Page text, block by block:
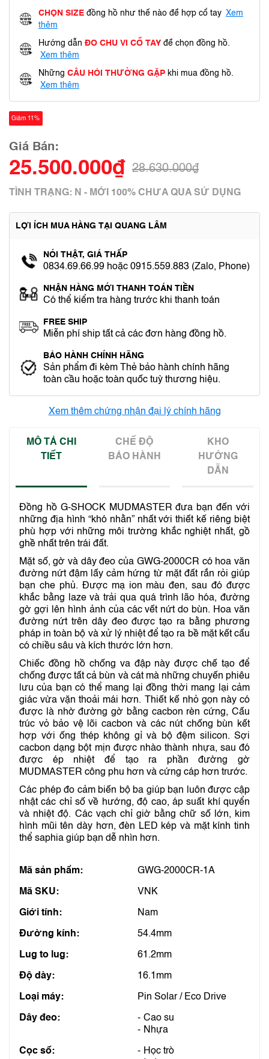
CHỌN SIZE đồng hồ như thế nào để hợp cổ tay Xem
thêm
Hướng dẫn ĐO CHU VI CỔ TAY để chọn đồng hồ.
Xem thêm
Những CÂU HỎI THƯỜNG GẶP khi mua đồng hồ.
Xem thêm
Giảm 11%
Giá Bán:
25.500.000₫ 28.630.000₫
TÌNH TRẠNG: N - MỚI 100% CHƯA QUA SỬ DỤNG
LỢI ÍCH MUA HÀNG TẠI QUANG LÂM
NÓI THẬT, GIÁ THẤP
0834.69.66.99 hoặc 0915.559.883 (Zalo, Phone)
NHẬN HÀNG MỚI THANH TOÁN TIỀN
Có thể kiểm tra hàng trước khi thanh toán
FREE SHIP
Miễn phí ship tất cả các đơn hàng đồng hồ.
BẢO HÀNH CHÍNH HÃNG
Sản phẩm đi kèm Thẻ bảo hành chính hãng
toàn cầu hoặc toàn quốc tuỳ thương hiệu.
Xem thêm chứng nhận đại lý chính hãng
MÔ TẢ CHI
TIẾT
CHẾ ĐỘ
BẢO HÀNH
KHO
HƯỚNG
DẪN
Đồng hồ G-SHOCK MUDMASTER đưa bạn đến với
những địa hình “khó nhằn” nhất với thiết kế riêng biệt
phù hợp với những môi trường khắc nghiệt nhất, gồ
ghề nhất trên trái đất.
Mặt số, gờ và dây đeo của GWG-2000CR có hoa văn
đường nứt đậm lấy cảm hứng từ mặt đất rắn rỏi giúp
bạn che phủ. Được mạ ion màu đen, sau đó được
khắc bằng laze và trải qua quá trình lão hóa, đường
gờ gợi lên hình ảnh của các vết nứt do bùn. Hoa văn
đường nứt trên dây đeo được tạo ra bằng phương
pháp in toàn bộ và xử lý nhiệt để tạo ra bề mặt kết cấu
có chiều sâu và kích thước lớn hơn.
Chiếc đồng hồ chống va đập này được chế tạo để
chống được tất cả bùn và cát mà những chuyến phiêu
lưu của bạn có thể mang lại đồng thời mang lại cảm
giác vừa vặn thoải mái hơn. Thiết kế nhỏ gọn này có
được là nhờ đường gờ bằng cacbon rèn cứng, Cấu
trúc vỏ bảo vệ lõi cacbon và các nút chống bùn kết
hợp với ống thép không gỉ và bộ đệm silicon. Sợi
cacbon dạng bột mịn được nhào thành nhựa, sau đó
được ép nhiệt để tạo ra phần đường gờ
MUDMASTER công phu hơn và cứng cáp hơn trước.
Các phép đo cảm biến bộ ba giúp bạn luôn được cập
nhật các chỉ số về hướng, độ cao, áp suất khí quyển
và nhiệt độ. Các vạch chỉ giờ bằng chữ số lớn, kim
hình mũi tên dày hơn, đèn LED kép và mặt kính tinh
thể saphia giúp bạn dễ nhìn hơn.
Mã sản phẩm: GWG-2000CR-1A
Mã SKU: VNK
Giới tính: Nam
Đường kính: 54.4mm
Lug to lug: 61.2mm
Độ dày: 16.1mm
Loại máy: Pin Solar / Eco Drive
Dây đeo:
Cao su
Nhựa
Cọc số:
Học trò